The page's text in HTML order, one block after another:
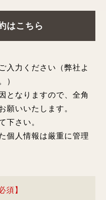
はこちら
入力ください（弊社よ
）
となりますので、全角
願いいたします。
下さい。
個人情報は厳重に管理